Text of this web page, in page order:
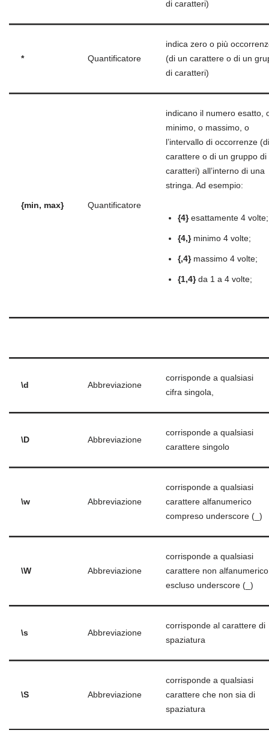
di caratteri)
* Quantificatore
indica zero o più
(di un carattere o di un
di caratteri)
{min, max} Quantificatore
indicano il numero esatto,
minimo, o massimo, o
l’intervallo di occorrenze
carattere o di un gruppo di
caratteri) all’interno di una
stringa. Ad esempio:
{4}esattamente 4 volte;
{4,}minimo 4 volte;
{,4}massimo 4 volte;
{1,4}da 1 a 4 volte;
\d Abbreviazione
corrisponde a qualsiasi
cifra singola,
\D Abbreviazione
corrisponde a qualsiasi
carattere singolo
\w Abbreviazione
corrisponde a qualsiasi
carattere alfanumerico
compreso underscore (_)
\W Abbreviazione
corrisponde a qualsiasi
carattere non alfanumerico
escluso underscore (_)
\s Abbreviazione
corrisponde al carattere di
spaziatura
\S Abbreviazione
corrisponde a qualsiasi
carattere che non sia di
spaziatura